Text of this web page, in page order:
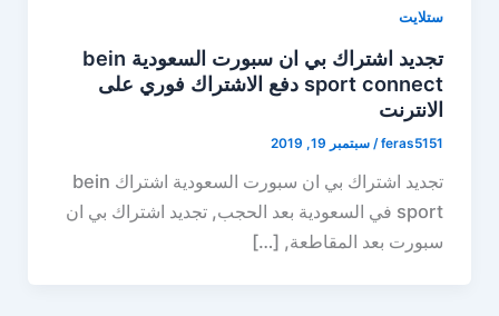
ستلايت
تجديد اشتراك بي ان سبورت السعودية bein
sport connect دفع الاشتراك فوري على
الانترنت
feras5151
/ سبتمبر 19, 2019
تجديد اشتراك بي ان سبورت السعودية اشتراك bein
sport في السعودية بعد الحجب, تجديد اشتراك بي ان
سبورت بعد المقاطعة, […]